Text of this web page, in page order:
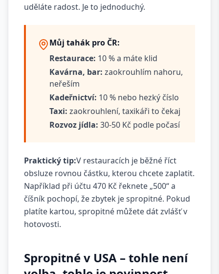
uděláte radost. Je to jednoduchý.
Můj tahák pro ČR:
Restaurace: 10 % a máte klid
Kavárna, bar: zaokrouhlím nahoru,
neřeším
Kadeřnictví: 10 % nebo hezký číslo
Taxi: zaokrouhlení, taxikáři to čekaj
Rozvoz jídla: 30-50 Kč podle počasí
Praktický tip:V restauracích je běžné říct
obsluze rovnou částku, kterou chcete zaplatit.
Například při účtu 470 Kč řeknete „500“ a
číšník pochopí, že zbytek je spropitné. Pokud
platíte kartou, spropitné můžete dát zvlášť v
hotovosti.
Spropitné v USA – tohle není